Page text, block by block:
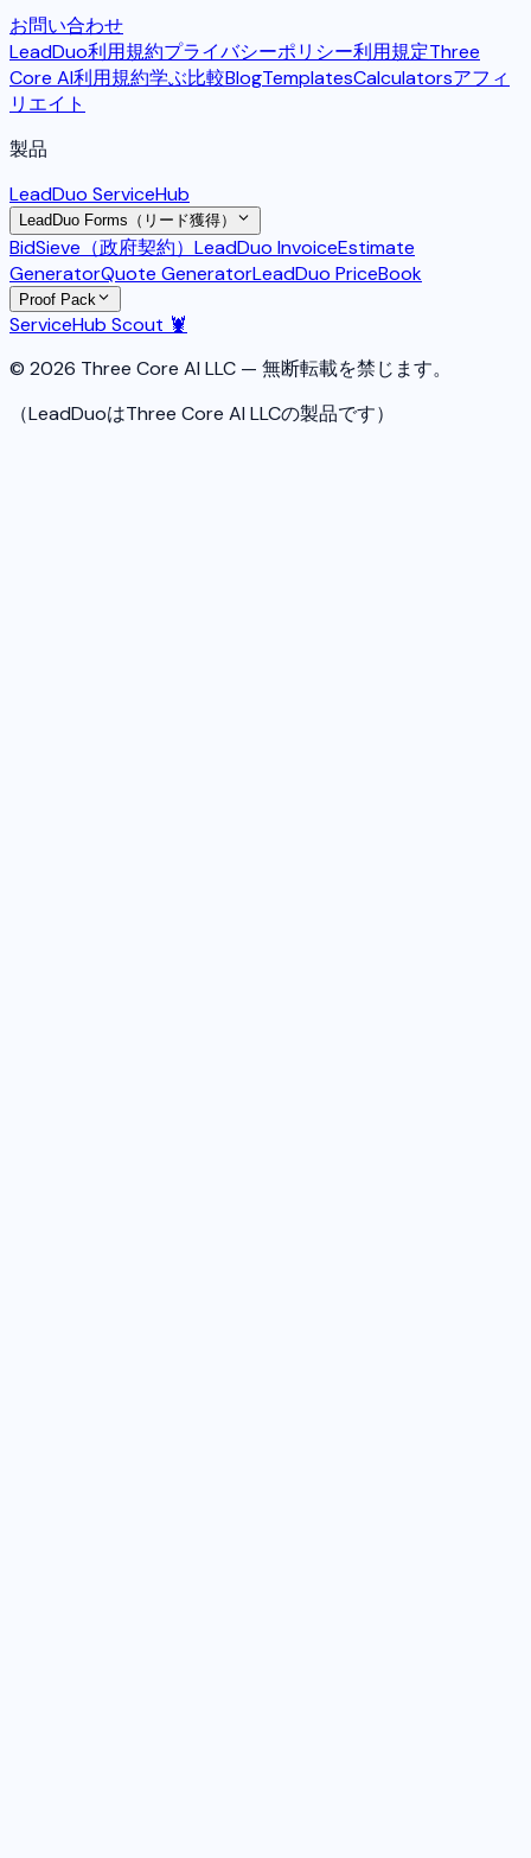
お問い合わせ
LeadDuo利用規約プライバシーポリシー利用規定Three
Core AI利用規約学ぶ比較BlogTemplatesCalculatorsアフィ
リエイト
製品
LeadDuo ServiceHub
LeadDuo Forms（リード獲得）
BidSieve（政府契約） LeadDuo InvoiceEstimate
GeneratorQuote GeneratorLeadDuo PriceBook
Proof Pack
ServiceHub Scout 🦞
© 2026 Three Core AI LLC — 無断転載を禁じます。
（LeadDuoはThree Core AI LLCの製品です）